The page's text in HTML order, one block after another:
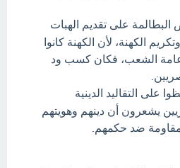
على تقديم الهبات
الكهنة، لأن الكهنة كانوا
عامة الشعب، فكان كسب ود
على التقاليد الدينية
يشعرون أن دينهم وهويتهم
ضد حكمهم.